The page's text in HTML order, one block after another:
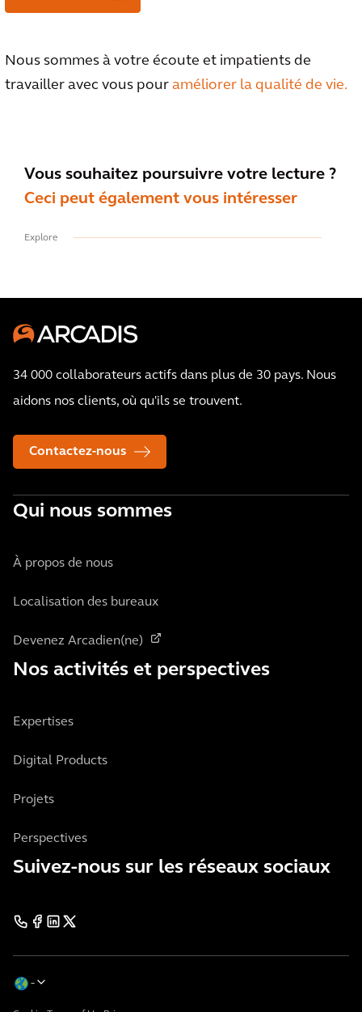
Nous sommes à votre écoute et impatients de
travailler avec vous pouraméliorer la qualité de vie.
Vous souhaitez poursuivre votre lecture ?
Ceci peut également vous intéresser
Explore
34 000 collaborateurs actifs dans plus de 30 pays. Nous
aidons nos clients, où qu'ils se trouvent.
Contactez-nous
Qui nous sommes
À propos de nous
Localisation des bureaux
Devenez Arcadien(ne)
Nos activités et perspectives
Expertises
Digital Products
Projets
Perspectives
Suivez-nous sur les réseaux sociaux